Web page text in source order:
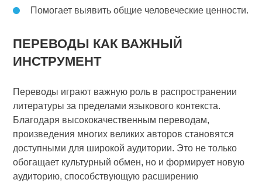
Помогает выявить общие человеческие ценности.
ПЕРЕВОДЫ КАК ВАЖНЫЙ
ИНСТРУМЕНТ
Переводы играют важную роль в распространении
литературы за пределами языкового контекста.
Благодаря высококачественным переводам,
произведения многих великих авторов становятся
доступными для широкой аудитории. Это не только
обогащает культурный обмен, но и формирует новую
аудиторию, способствующую расширению